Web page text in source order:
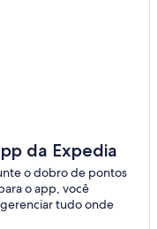
da Expedia
o dobro de pontos
o app, você
tudo onde